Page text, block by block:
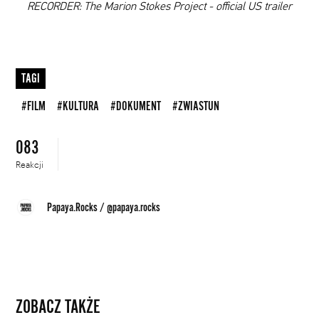
00:00
RECORDER: The Marion Stokes Project - official US trailer
TAGI
#FILM #KULTURA #DOKUMENT #ZWIASTUN
083
Reakcji
Papaya.Rocks /@papaya.rocks
ZOBACZ TAKŻE